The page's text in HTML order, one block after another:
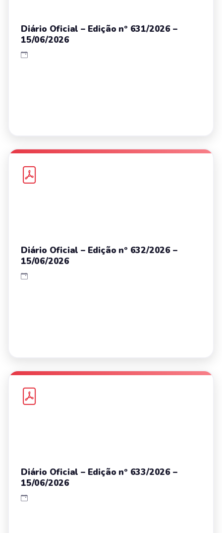
Diário Oficial – Edição nº 631/2026 –
15/06/2026
Diário Oficial – Edição nº 632/2026 –
15/06/2026
Diário Oficial – Edição nº 633/2026 –
15/06/2026